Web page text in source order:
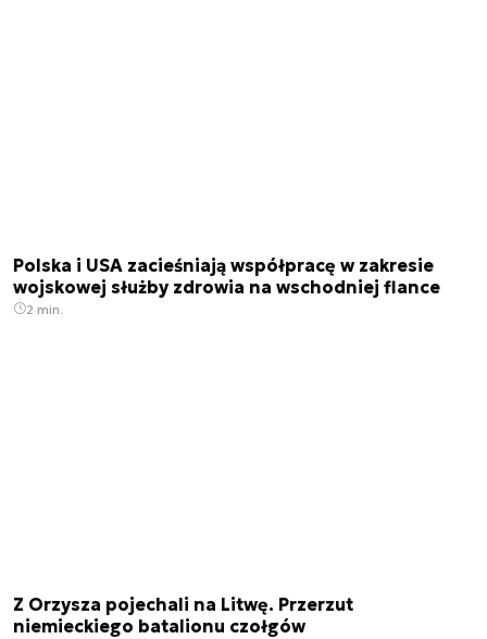
Polska i USA zacieśniają współpracę w zakresie
wojskowej służby zdrowia na wschodniej flance
2 min.
Z Orzysza pojechali na Litwę. Przerzut
niemieckiego batalionu czołgów